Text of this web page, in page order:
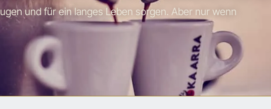
und für ein langes Leben sorgen. Aber nur wenn